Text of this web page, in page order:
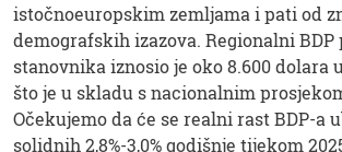
istočnoeuropskim zemljama i pati od
demografskih izazova. Regionalni BDP
stanovnika iznosio je oko 8.600 dolara
što je u skladu s nacionalnim
Očekujemo da će se realni rast BDP-a
solidnih 2,8%-3,0% godišnje tijekom